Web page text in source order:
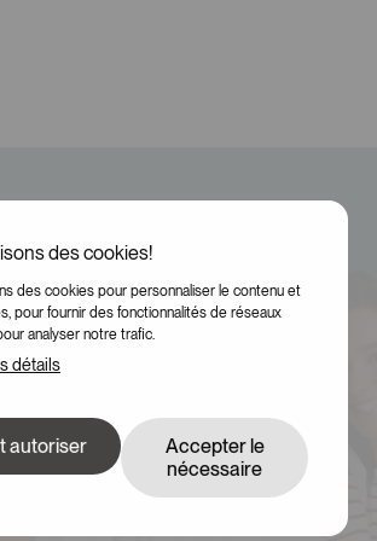
des cookies!
des cookies pour personnaliser le contenu et
pour fournir des fonctionnalités de réseaux
analyser notre trafic.
détails
autoriser
Accepter le
nécessaire